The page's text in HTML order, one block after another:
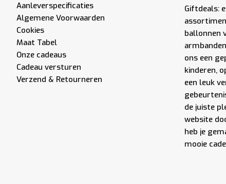
Aanleverspecificaties
Algemene Voorwaarden
Cookies
Maat Tabel
Onze cadeaus
Cadeau versturen
Verzend & Retourneren
Giftdeals:
ballonnen
ons een
kinderen,
een leuk
de juiste
website
heb je
mooie